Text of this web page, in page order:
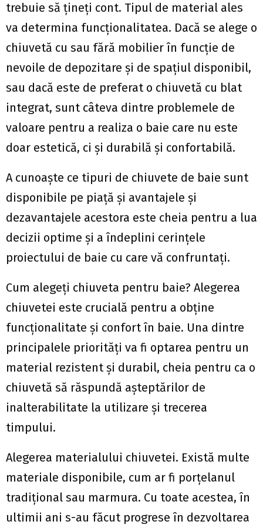
trebuie să țineți cont. Tipul de material ales
va determina funcționalitatea. Dacă se alege o
chiuvetă cu sau fără mobilier în funcție de
nevoile de depozitare și de spațiul disponibil,
sau dacă este de preferat o chiuvetă cu blat
integrat, sunt câteva dintre problemele de
valoare pentru a realiza o baie care nu este
doar estetică, ci și durabilă și confortabilă.
A cunoaște ce tipuri de chiuvete de baie sunt
disponibile pe piață și avantajele și
dezavantajele acestora este cheia pentru a lua
decizii optime și a îndeplini cerințele
proiectului de baie cu care vă confruntați.
Cum alegeți chiuveta pentru baie? Alegerea
chiuvetei este crucială pentru a obține
funcționalitate și confort în baie. Una dintre
principalele priorități va fi optarea pentru un
material rezistent și durabil, cheia pentru ca o
chiuvetă să răspundă așteptărilor de
inalterabilitate la utilizare și trecerea
timpului.
Alegerea materialului chiuvetei. Există multe
materiale disponibile, cum ar fi porțelanul
tradițional sau marmura. Cu toate acestea, în
ultimii ani s-au făcut progrese în dezvoltarea